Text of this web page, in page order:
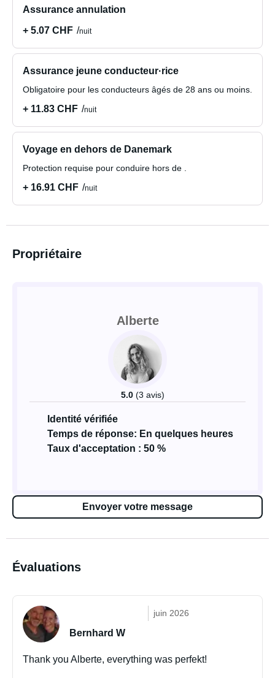
Assurance annulation
+ 5.07 CHF
nuit
Assurance jeune conducteur·rice
Obligatoire pour les conducteurs âgés de 28 ans ou moins.
+ 11.83 CHF nuit
Voyage en dehors de Danemark
Protection requise pour conduire hors de .
+ 16.91 CHF nuit
Propriétaire
Alberte
5.0 (3 avis)
Identité vérifiée
Temps de réponse: En quelques heures
Taux d'acceptation : 50 %
Envoyer votre message
Évaluations
juin 2026
Bernhard W
Thank you Alberte, everything was perfekt!